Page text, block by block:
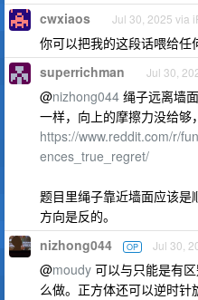
cwxiaos Jul 30, 2025 via
你可以把我的这段话喂给
superrichman Jul 30,
@nizhong044 绳子远离墙
一样，向上的摩擦力没给够
https://www.reddit.com/r/
ences_true_regret/
题目里绳子靠近墙面应该
方向是反的。
nizhong044 OP Jul 30,
@moudy 可以与只能是有
么做。正方体还可以逆时针